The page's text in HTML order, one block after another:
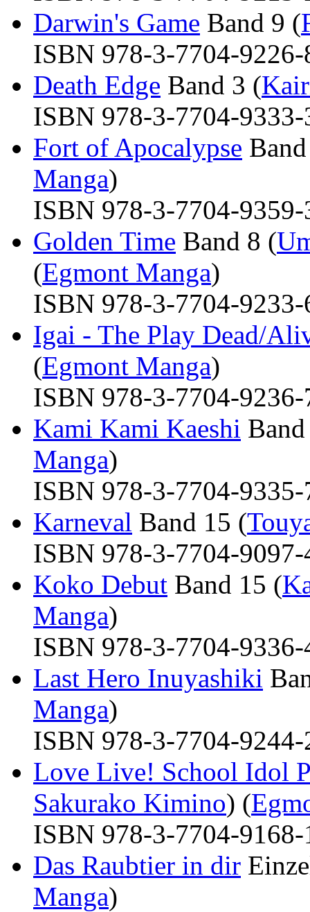
Darwin's Game Band 9 (
ISBN 978-3-7704-9226-
Death Edge Band 3 (
ISBN 978-3-7704-9333-
Fort of Apocalypse
Manga)
ISBN 978-3-7704-9359-
Golden Time Band 8 (
(Egmont Manga)
ISBN 978-3-7704-9233-
Igai - The Play Dead/
(Egmont Manga)
ISBN 978-3-7704-9236-
Kami Kami Kaeshi
Manga)
ISBN 978-3-7704-9335-
Karneval Band 15 (
ISBN 978-3-7704-9097-
Koko Debut Band 15 (
Manga)
ISBN 978-3-7704-9336-
Last Hero Inuyashiki
Manga)
ISBN 978-3-7704-9244-
Love Live! School Idol
Sakurako Kimino) (
ISBN 978-3-7704-9168-
Das Raubtier in dir
Manga)